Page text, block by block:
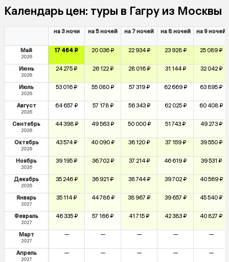
Календарь цен: туры в Гагру из Москвы
на 3 ночи на 5 ночей на 7 ночей на 8 ночей на 9 ночей
Май
2026
17 464 ₽ 20 036 ₽ 22 934 ₽ 23 928 ₽ 25 089 ₽
Июнь
2026
24 275 ₽ 26 122 ₽ 28 016 ₽ 31 144 ₽ 32 042 ₽
Июль
2026
53 016 ₽ 55 080 ₽ 57 319 ₽ 62 669 ₽ 63 895 ₽
Август
2026
64 657 ₽ 57 178 ₽ 56 343 ₽ 62 025 ₽ 60 408 ₽
Сентябрь
2026
44 398 ₽ 49 563 ₽ 50 000 ₽ 51 743 ₽ 49 273 ₽
Октябрь
2026
43 574 ₽ 40 090 ₽ 36 120 ₽ 37 159 ₽ 39 550 ₽
Ноябрь
2026
39 195 ₽ 36 702 ₽ 37 214 ₽ 46 619 ₽ 39 531 ₽
Декабрь
2026
35 246 ₽ 36 921 ₽ 38 744 ₽ 39 702 ₽ 40 569 ₽
Январь
2027
35 114 ₽ 44 786 ₽ 38 967 ₽ 39 657 ₽ 45 540 ₽
Февраль
2027
46 335 ₽ 57 166 ₽ 41 715 ₽ 42 383 ₽ 40 827 ₽
Март
2027
— — — — —
Апрель
2027
— — — — —